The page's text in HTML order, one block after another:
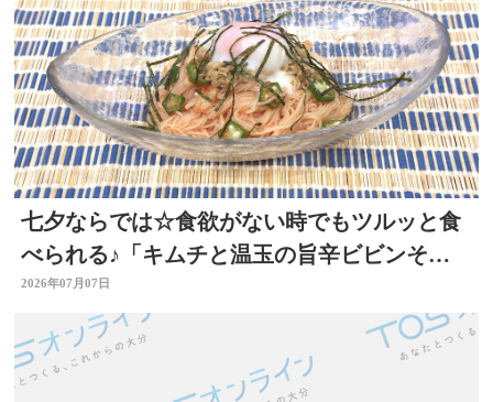
七夕ならでは☆食欲がない時でもツルッと食
べられる♪「キムチと温玉の旨辛ビビンそう
めん」 ～開店！キッチン別府ちゃん～
2026年07月07日